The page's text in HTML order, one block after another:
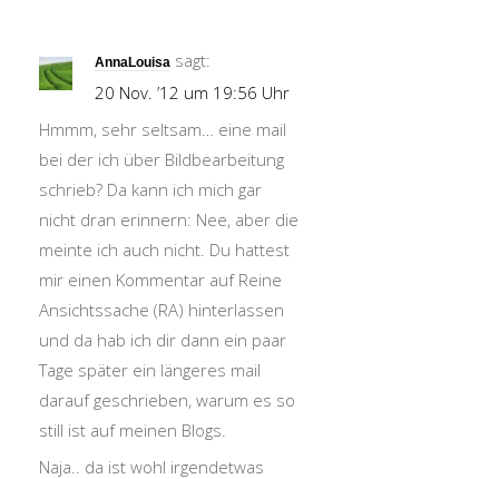
AnnaLouisa sagt:
20 Nov. ’12 um 19:56 Uhr
Hmmm, sehr seltsam… eine mail
bei der ich über Bildbearbeitung
schrieb? Da kann ich mich gar
nicht dran erinnern: Nee, aber die
meinte ich auch nicht. Du hattest
mir einen Kommentar auf Reine
Ansichtssache (RA) hinterlassen
und da hab ich dir dann ein paar
Tage später ein längeres mail
darauf geschrieben, warum es so
still ist auf meinen Blogs.
Naja.. da ist wohl irgendetwas